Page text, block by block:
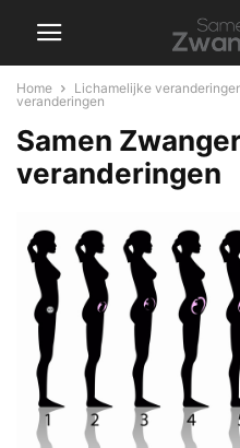
Home Lichamelijke
veranderingen
Samen
veranderingen